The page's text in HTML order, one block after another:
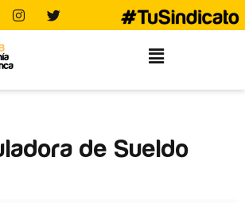
DE
de Sueldo